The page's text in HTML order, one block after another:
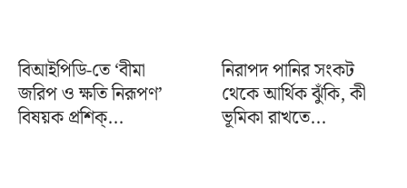
বিআইপিডি-তে ‘বীমা
জরিপ ও ক্ষতি নিরূপণ’
বিষয়ক প্রশিক্...
নিরাপদ পানির সংকট
থেকে আর্থিক ঝুঁকি, কী
ভূমিকা রাখতে...